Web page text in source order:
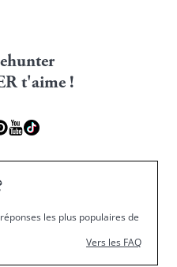
t'aime !
les plus populaires de
Vers les FAQ